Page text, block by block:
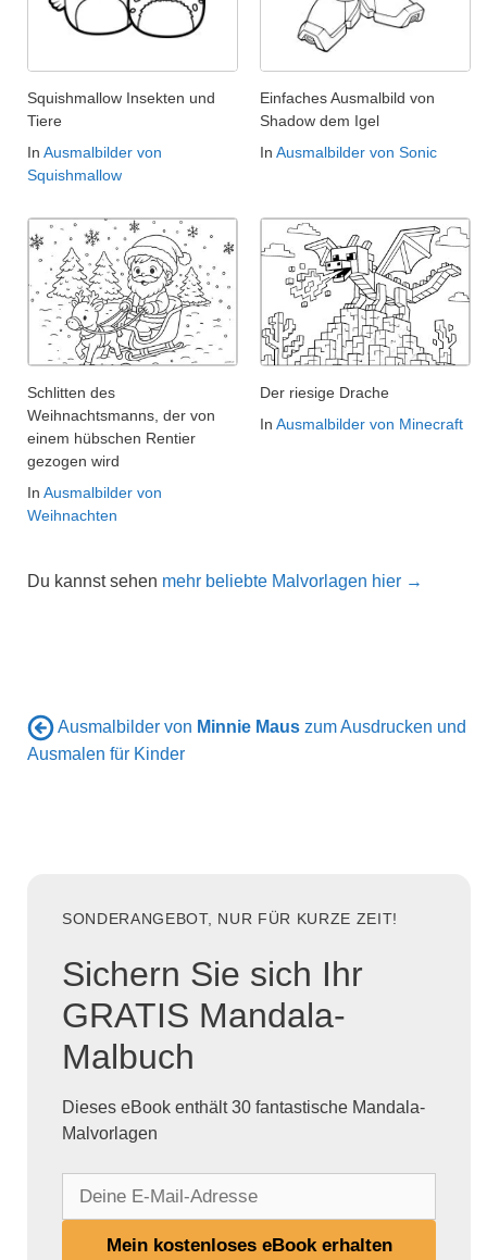
Squishmallow Insekten und
Tiere
In Ausmalbilder von
Squishmallow
Einfaches Ausmalbild von
Shadow dem Igel
In Ausmalbilder von Sonic
Schlitten des
Weihnachtsmanns, der von
einem hübschen Rentier
gezogen wird
In Ausmalbilder von
Weihnachten
Der riesige Drache
In Ausmalbilder von Minecraft
Du kannst sehen mehr beliebte Malvorlagen hier →
Ausmalbilder von Minnie Maus zum Ausdrucken und
Ausmalen für Kinder
SONDERANGEBOT, NUR FÜR KURZE ZEIT!
Sichern Sie sich Ihr
GRATIS Mandala-
Malbuch
Dieses eBook enthält 30 fantastische Mandala-
Malvorlagen
Mein kostenloses eBook erhalten